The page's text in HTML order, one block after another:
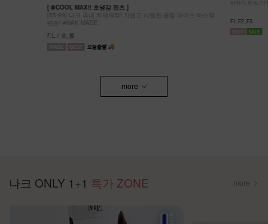
[ ❄️COOL MAX!! 초냉감 팬츠 ]
[55-99] 나크 국내 자체제작! 가볍고 시원한 쿨링 아이스 바스락
팬츠! #NAK MADE.
F,L / 숏,롱
F1,F2,F3
more
나크 ONLY 1+1 특가 ZONE more